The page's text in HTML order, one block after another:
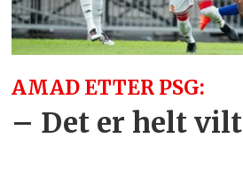
AMAD ETTER PSG:
– Det er helt vilt